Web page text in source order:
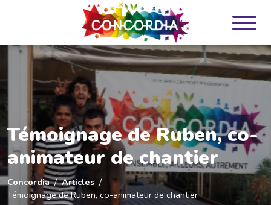
Témoignage de Ruben, co-
animateur de chantier
Concordia
Articles
Témoignage de Ruben, co-animateur de chantier
Panneau de gestion des cookies